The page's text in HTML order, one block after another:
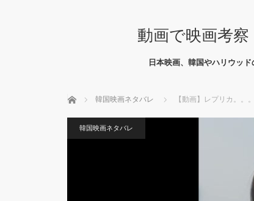
動画で映画考
日本映画、韓国やハリウッ
ホーム 韓国映画ネタバレ 【動画】レプリカ。。
韓国映画ネタバレ